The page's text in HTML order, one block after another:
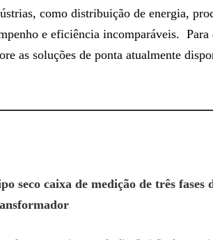
como distribuição de energia,
e eficiência incomparáveis.
as soluções de ponta atualmente
seco caixa de medição de três fases